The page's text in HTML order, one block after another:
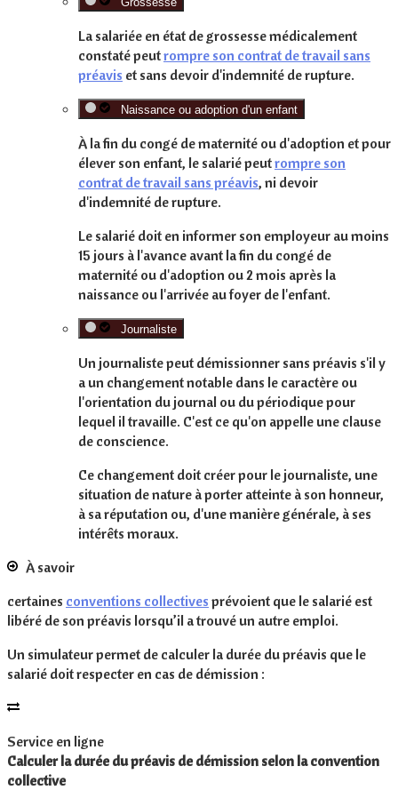
La salariée en état de grossesse médicalement
constaté peutrompre son contrat de travail sans
préavis et sans devoir d'indemnité de rupture.
Naissance ou adoption d'un enfant
À la fin du congé de maternité ou d'adoption et pour
élever son enfant, le salarié peutrompre son
contrat de travail sans préavis, ni devoir
d'indemnité de rupture.
Le salarié doit en informer son employeur au moins
15 jours à l'avance avant la fin du congé de
maternité ou d'adoption ou 2 mois après la
naissance ou l'arrivée au foyer de l'enfant.
Journaliste
Un journaliste peut démissionner sans préavis s'il y
a un changementnotable dans le caractère ou
l'orientation du journal ou du périodique pour
lequel il travaille. C'est ce qu'on appelle une clause
de conscience.
Ce changement doit créer pour le journaliste, une
situation de nature à porter atteinte à son honneur,
à saréputation ou, d'une manière générale, à ses
intérêts moraux.
À savoir
certaines conventions collectives prévoient que le salarié est
libéré de son préavis lorsqu’il atrouvéun autre emploi.
Un simulateur permet de calculer la durée du préavis que le
salarié doit respecter en cas de démission :
Service en ligne
Calculer la durée du préavis de démission selon la convention
collective